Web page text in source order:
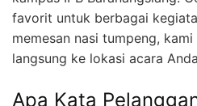
favorit untuk berbagai
memesan nasi tumpeng,
langsung ke lokasi acara
Apa Kata